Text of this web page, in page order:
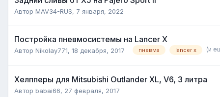
Автор MAV34-RUS, 7 января, 2022
Постройка пневмосистемы на Lancer X
Автор Nikolay771, 18 декабря, 2017 пневма lancer x (и
Хелпперы для Mitsubishi Outlander XL, V6, 3 литра
Автор babai66, 27 февраля, 2017